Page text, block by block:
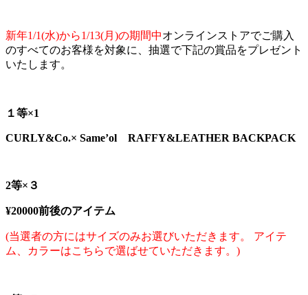
新年1/1(水)から1/13(月)の期間中オンラインストアでご購入
のすべてのお客様を対象に、抽選で下記の賞品をプレゼント
いたします。
１等×1
CURLY&Co.× Same’ol RAFFY&LEATHER BACKPACK
2等×３
¥20000前後のアイテム
(当選者の方にはサイズのみお選びいただきます。 アイテ
ム、カラーはこちらで選ばせていただきます。)